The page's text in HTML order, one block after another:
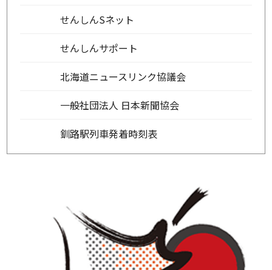
せんしんSネット
せんしんサポート
北海道ニュースリンク協議会
一般社団法人 日本新聞協会
釧路駅列車発着時刻表